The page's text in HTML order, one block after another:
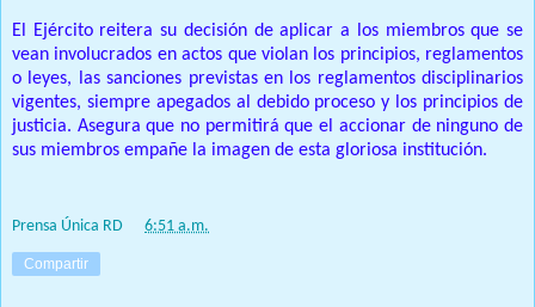
El Ejército reitera su decisión de aplicar a los miembros que se
vean involucrados en actos que violan los principios, reglamentos
o leyes, las sanciones previstas en los reglamentos disciplinarios
vigentes, siempre apegados al debido proceso y los principios de
justicia. Asegura que no permitirá que el accionar de ninguno de
sus miembros empañe la imagen de esta gloriosa institución.
Prensa Única RD 6:51 a.m.
Compartir